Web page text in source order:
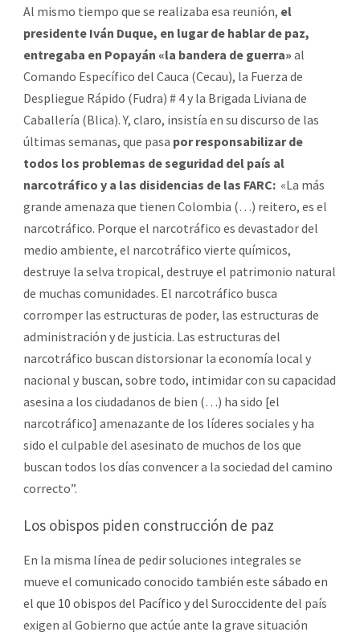
Al mismo tiempo que se realizaba esa reunión, el
presidente Iván Duque, en lugar de hablar de paz,
entregaba en Popayán «la bandera de guerra» al
Comando Específico del Cauca (Cecau), la Fuerza de
Despliegue Rápido (Fudra) # 4 y la Brigada Liviana de
Caballería (Blica). Y, claro, insistía en su discurso de las
últimas semanas, que pasa por responsabilizar de
todos los problemas de seguridad del país al
narcotráfico y a las disidencias de las FARC: «La más
grande amenaza que tienen Colombia (…) reitero, es el
narcotráfico. Porque el narcotráfico es devastador del
medio ambiente, el narcotráfico vierte químicos,
destruye la selva tropical, destruye el patrimonio natural
de muchas comunidades. El narcotráfico busca
corromper las estructuras de poder, las estructuras de
administración y de justicia. Las estructuras del
narcotráfico buscan distorsionar la economía local y
nacional y buscan, sobre todo, intimidar con su capacidad
asesina a los ciudadanos de bien (…) ha sido [el
narcotráfico] amenazante de los líderes sociales y ha
sido el culpable del asesinato de muchos de los que
buscan todos los días convencer a la sociedad del camino
correcto”.
Los obispos piden construcción de paz
En la misma línea de pedir soluciones integrales se
mueve el comunicado conocido también este sábado en
el que 10 obispos del Pacífico y del Suroccidente del país
exigen al Gobierno que actúe ante la grave situación